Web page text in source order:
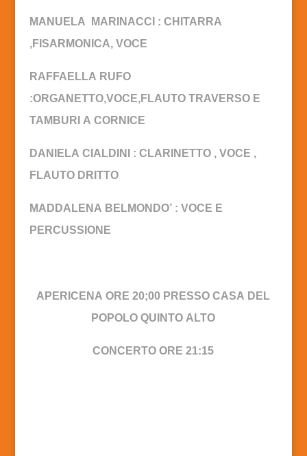
MANUELA MARINACCI : CHITARRA
,FISARMONICA, VOCE
RAFFAELLA RUFO
:ORGANETTO,VOCE,FLAUTO TRAVERSO E
TAMBURI A CORNICE
DANIELA CIALDINI : CLARINETTO , VOCE ,
FLAUTO DRITTO
MADDALENA BELMONDO’ : VOCE E
PERCUSSIONE
APERICENA ORE 20;00 PRESSO CASA DEL
POPOLO QUINTO ALTO
CONCERTO ORE 21:15